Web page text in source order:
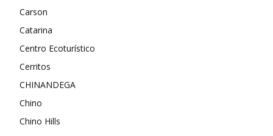
Carson
Catarina
Centro Ecoturístico
Cerritos
CHINANDEGA
Chino
Chino Hills